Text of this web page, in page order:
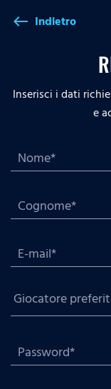
west Indietro
Inserisci i dati
e